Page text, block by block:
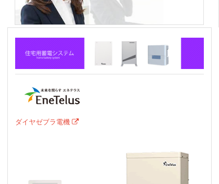
ダイヤゼブラ電機